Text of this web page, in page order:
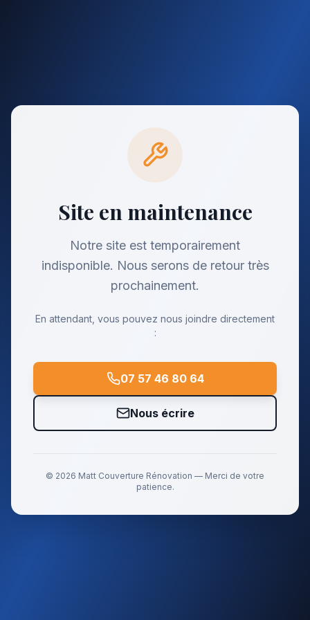
Site en maintenance
Notre site est temporairement
indisponible. Nous serons de retour très
prochainement.
En attendant, vous pouvez nous joindre directement
:
07 57 46 80 64
Nous écrire
© 2026 Matt Couverture Rénovation — Merci de votre
patience.